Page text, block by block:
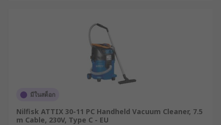
มีในสต็อก
Nilfisk ATTIX 30-11 PC Handheld Vacuum Cleaner, 7.5
m Cable, 230V, Type C - EU